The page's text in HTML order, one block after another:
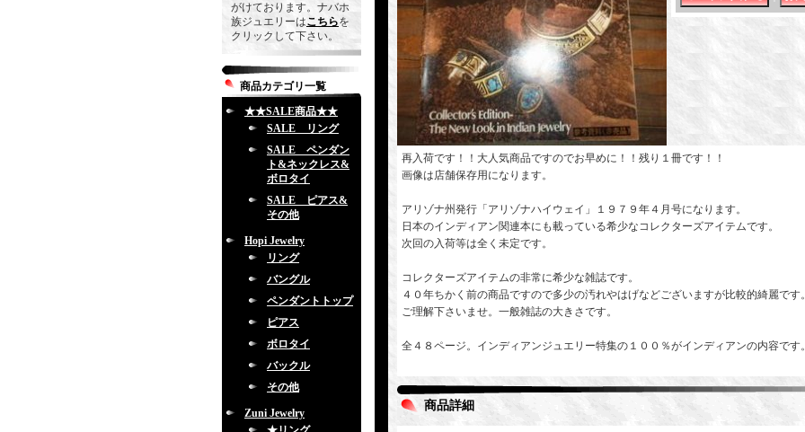
がけております。ナバホ
族ジュエリーはこちらを
クリックして下さい。
商品カテゴリ一覧
★★SALE商品★★
SALE リング
SALE ペンダン
ト&ネックレス&
ボロタイ
SALE ピアス&
その他
Hopi Jewelry
リング
バングル
ペンダントトップ
ピアス
ボロタイ
バックル
その他
Zuni Jewelry
再入荷です！！大人気商品ですのでお早めに！！残り１冊です！！
画像は店舗保存用になります。
アリゾナ州発行「アリゾナハイウェイ」１９７９年４月号になります。
日本のインディアン関連本にも載っている希少なコレクターズアイテムです。
次回の入荷等は全く未定です。
コレクターズアイテムの非常に希少な雑誌です。
４０年ちかく前の商品ですので多少の汚れやはげなどございますが比較的綺麗です
ご理解下さいませ。一般雑誌の大きさです。
全４８ページ。インディアンジュエリー特集の１００％がインディアンの内容です
商品詳細